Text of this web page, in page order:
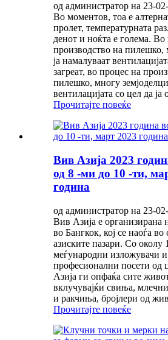
од администратор на 23-
Во моментов, тоа е
пролет, температурната
денот и ноќта е голема. Во
производство на пилешко,
ја намалуваат
загреат, во процес на
пилешко, многу
вентилацијата со цел да ја
Прочитајте повеќе
Вив Азија 2023
од 8 -ми до 10 -ти,
година
од администратор на 23-
Вив Азија е организирана
во Бангкок, кој се наоѓа во
азиските пазари. Со околу
меѓународни изложувачи
професионални посети од
Азија ги опфаќа сите
вклучувајќи свиња,
и ракчиња, бројлери од
Прочитајте повеќе